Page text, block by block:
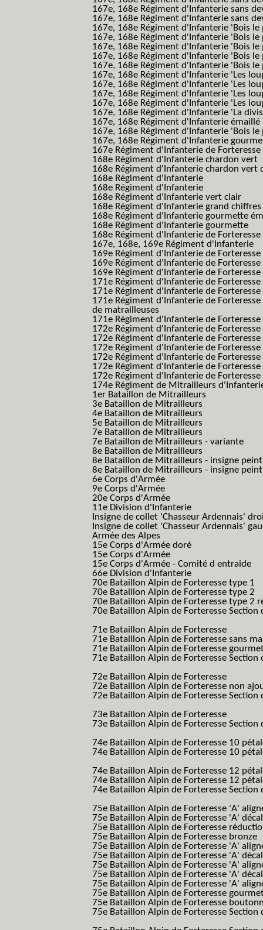
167e, 168e Régiment d'Infanterie sans
167e, 168e Régiment d'Infanterie sans
167e, 168e Régiment d'Infanterie 'Bois
167e, 168e Régiment d'Infanterie 'Bois
167e, 168e Régiment d'Infanterie 'Bois
167e, 168e Régiment d'Infanterie 'Bois
167e, 168e Régiment d'Infanterie 'Bois
167e, 168e Régiment d'Infanterie 'Les
167e, 168e Régiment d'Infanterie 'Les
167e, 168e Régiment d'Infanterie 'Les
167e, 168e Régiment d'Infanterie 'Les
167e, 168e Régiment d'Infanterie 'La
167e, 168e Régiment d'Infanterie émaillé
167e, 168e Régiment d'Infanterie 'Bois
167e, 168e Régiment d'Infanterie
167e Régiment d'Infanterie de
168e Régiment d'Infanterie chardon vert
168e Régiment d'Infanterie chardon vert
168e Régiment d'Infanterie
168e Régiment d'Infanterie
168e Régiment d'Infanterie vert clair
168e Régiment d'Infanterie grand chiffres
168e Régiment d'Infanterie gourmette
168e Régiment d'Infanterie gourmette
168e Régiment d'Infanterie de Forteresse
167e, 168e, 169e Régiment d'Infanterie
169e Régiment d'Infanterie de Forteresse
169e Régiment d'Infanterie de
169e Régiment d'Infanterie de
171e Régiment d'Infanterie de Forteresse
171e Régiment d'Infanterie de
171e Régiment d'Infanterie de
de matrailleuses
171e Régiment d'Infanterie de
172e Régiment d'Infanterie de Forteresse
172e Régiment d'Infanterie de Forteresse
172e Régiment d'Infanterie de
172e Régiment d'Infanterie de
172e Régiment d'Infanterie de
172e Régiment d'Infanterie de
174e Régiment de Mitrailleurs
1er Bataillon de Mitrailleurs
3e Bataillon de Mitrailleurs
4e Bataillon de Mitrailleurs
5e Bataillon de Mitrailleurs
7e Bataillon de Mitrailleurs
7e Bataillon de Mitrailleurs - variante
8e Bataillon de Mitrailleurs
8e Bataillon de Mitrailleurs - insigne peint
8e Bataillon de Mitrailleurs - insigne
6e Corps d'Armée
9e Corps d'Armée
20e Corps d'Armée
11e Division d'Infanterie
Insigne de collet 'Chasseur Ardennais'
Insigne de collet 'Chasseur Ardennais'
Armée des Alpes
15e Corps d'Armée doré
15e Corps d'Armée
15e Corps d'Armée - Comité d entraide
66e Division d'Infanterie
70e Bataillon Alpin de Forteresse type 1
70e Bataillon Alpin de Forteresse type 2
70e Bataillon Alpin de Forteresse type 2
70e Bataillon Alpin de Forteresse
71e Bataillon Alpin de Forteresse
71e Bataillon Alpin de Forteresse sans
71e Bataillon Alpin de Forteresse
71e Bataillon Alpin de Forteresse
72e Bataillon Alpin de Forteresse
72e Bataillon Alpin de Forteresse non
72e Bataillon Alpin de Forteresse
73e Bataillon Alpin de Forteresse
73e Bataillon Alpin de Forteresse
74e Bataillon Alpin de Forteresse 10
74e Bataillon Alpin de Forteresse 10
74e Bataillon Alpin de Forteresse 12
74e Bataillon Alpin de Forteresse 12
74e Bataillon Alpin de Forteresse
75e Bataillon Alpin de Forteresse 'A'
75e Bataillon Alpin de Forteresse 'A'
75e Bataillon Alpin de Forteresse
75e Bataillon Alpin de Forteresse bronze
75e Bataillon Alpin de Forteresse 'A'
75e Bataillon Alpin de Forteresse 'A'
75e Bataillon Alpin de Forteresse 'A'
75e Bataillon Alpin de Forteresse 'A'
75e Bataillon Alpin de Forteresse 'A'
75e Bataillon Alpin de Forteresse
75e Bataillon Alpin de Forteresse
75e Bataillon Alpin de Forteresse